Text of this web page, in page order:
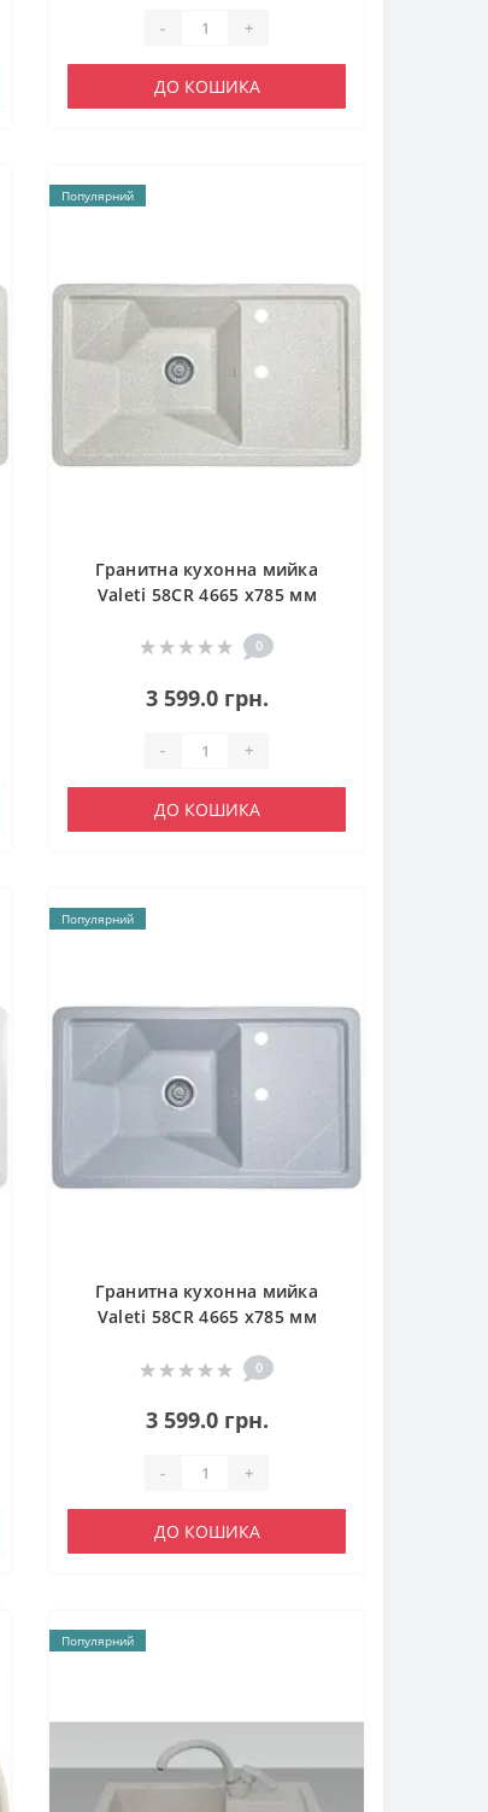
- +
ДО КОШИКА
Популярний
Гранитна кухонна мийка
Valeti 58CR 4665 x785 мм
0
3 599.0 грн.
- +
ДО КОШИКА
Популярний
Гранитна кухонна мийка
Valeti 58CR 4665 x785 мм
0
3 599.0 грн.
- +
ДО КОШИКА
Популярний